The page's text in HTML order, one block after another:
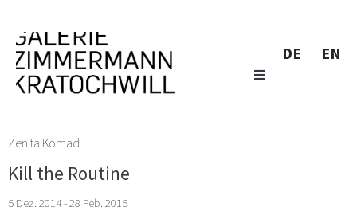
DE EN
Zenita Komad
Kill the Routine
5 Dez. 2014 - 28 Feb. 2015